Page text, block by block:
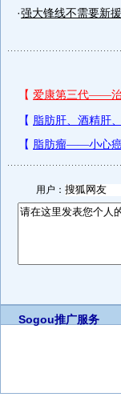
·强大锋线不需要新
用户：
Sogou推广服务